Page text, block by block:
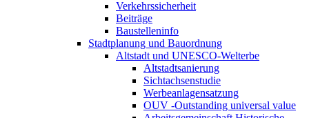
Verkehrssicherheit
Beiträge
Baustelleninfo
Stadtplanung und Bauordnung
Altstadt und UNESCO-Welterbe
Altstadtsanierung
Sichtachsenstudie
Werbeanlagensatzung
OUV -Outstanding universal value